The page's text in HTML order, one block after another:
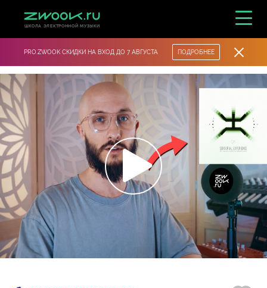
ШКОЛА ЭЛЕКТРОННОЙ МУЗЫКИ
PRO.ZWOOK СКИДКИ НА ВХОД ДО 7 АВГУСТА ПОДРОБНЕЕ